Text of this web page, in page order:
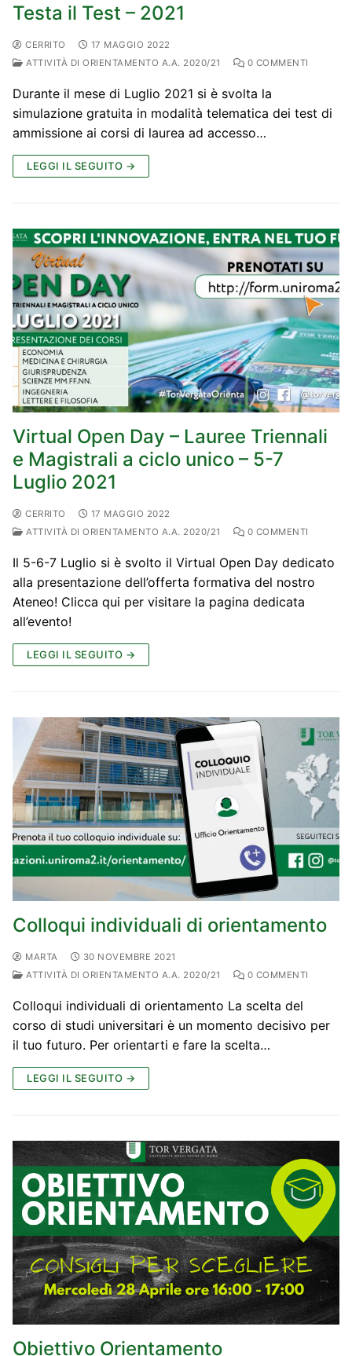
Testa il Test – 2021
CERRITO
17 MAGGIO 2022
ATTIVITÀ DI ORIENTAMENTO A.A. 2020/21
0 COMMENTI
Durante il mese di Luglio 2021 si è svolta la
simulazione gratuita in modalità telematica dei test di
ammissione ai corsi di laurea ad accesso…
LEGGI IL SEGUITO →
Virtual Open Day – Lauree Triennali
e Magistrali a ciclo unico – 5-7
Luglio 2021
CERRITO
17 MAGGIO 2022
ATTIVITÀ DI ORIENTAMENTO A.A. 2020/21
0 COMMENTI
Il 5-6-7 Luglio si è svolto il Virtual Open Day dedicato
alla presentazione dell’offerta formativa del nostro
Ateneo! Clicca qui per visitare la pagina dedicata
all’evento!
LEGGI IL SEGUITO →
Colloqui individuali di orientamento
MARTA
30 NOVEMBRE 2021
ATTIVITÀ DI ORIENTAMENTO A.A. 2020/21
0 COMMENTI
Colloqui individuali di orientamento La scelta del
corso di studi universitari è un momento decisivo per
il tuo futuro. Per orientarti e fare la scelta…
LEGGI IL SEGUITO →
Obiettivo Orientamento